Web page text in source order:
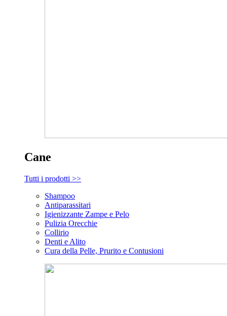
Cane
Tutti i prodotti >>
Shampoo
Antiparassitari
Igienizzante Zampe e Pelo
Pulizia Orecchie
Collirio
Denti e Alito
Cura della Pelle, Prurito e Contusioni